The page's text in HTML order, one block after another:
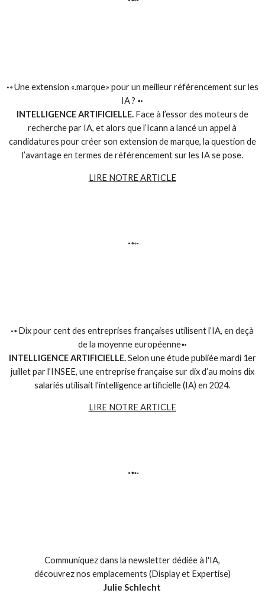
·॰Une extension «.marque» pour un meilleur référencement sur les
IA ? ॰·
INTELLIGENCE ARTIFICIELLE.Face à l’essor des moteurs de
recherche par IA, et alors que l’Icann a lancé un appel à
candidatures pour créer son extension de marque, la question de
l’avantage en termes de référencement sur les IA se pose.
LIRE NOTRE ARTICLE
·॰॰·
·॰ Dix pour cent des entreprises françaises utilisent l’IA, en deçà
de la moyenne européenne॰·
INTELLIGENCE ARTIFICIELLE.Selon une étude publiée mardi 1er
juillet par l’INSEE, une entreprise française sur dix d’au moins dix
salariés utilisait l’intelligence artificielle (IA) en 2024.
LIRE NOTRE ARTICLE
·॰॰·
Communiquez dans la newsletter dédiée à l'IA,
découvrez nos emplacements (Display et Expertise)
Julie Schlecht